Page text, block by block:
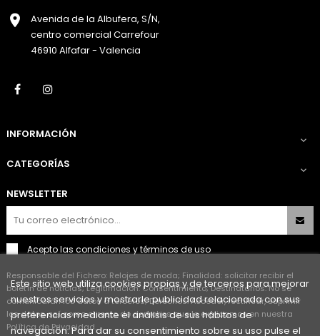
Avenida de la Albufera, S/N,
centro comercial Carrefour
46910 Alfafar - Valencia
Facebook
INFORMACIÓN 
CATEGORÍAS 
NEWSLETTER
Acepto las condiciones y términos de uso
Responsable del Fichero: Relojes de moda; Finalidad: solicitar recibir el
boletín de noticias; Legitimación: Consentimiento; Destinatarios: No se
comunicarán los datos a terceros; Derechos: Acceder, rectificar, suprimir
los datos así como el resto de derechos que le explicamos en nuestra
Política de Privacidad.
Este sitio web utiliza cookies propias y de terceros para mejorar
nuestros servicios y mostrarle publicidad relacionada con sus
preferencias mediante el análisis de sus hábitos de
navegación. Para dar su consentimiento sobre su uso pulse el